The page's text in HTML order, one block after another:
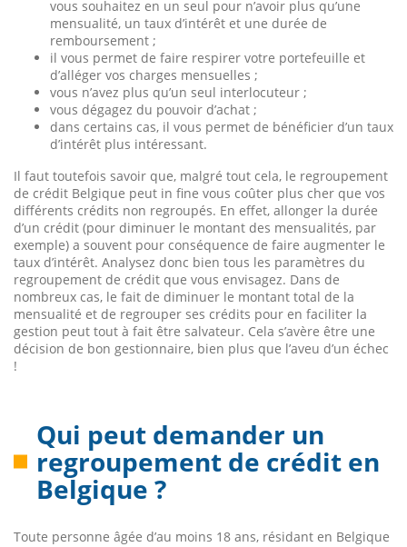
vous souhaitez en un seul pour n’avoir plus qu’une
mensualité, un taux d’intérêt et une durée de
remboursement ;
il vous permet de faire respirer votre portefeuille et
d’alléger vos charges mensuelles ;
vous n’avez plus qu’un seul interlocuteur ;
vous dégagez du pouvoir d’achat ;
dans certains cas, il vous permet de bénéficier d’un taux
d’intérêt plus intéressant.
Il faut toutefois savoir que, malgré tout cela, le regroupement
de crédit Belgique peut in fine vous coûter plus cher que vos
différents crédits non regroupés. En effet, allonger la durée
d’un crédit (pour diminuer le montant des mensualités, par
exemple) a souvent pour conséquence de faire augmenter le
taux d’intérêt. Analysez donc bien tous les paramètres du
regroupement de crédit que vous envisagez. Dans de
nombreux cas, le fait de diminuer le montant total de la
mensualité et de regrouper ses crédits pour en faciliter la
gestion peut tout à fait être salvateur. Cela s’avère être une
décision de bon gestionnaire, bien plus que l’aveu d’un échec
!
Qui peut demander un
regroupement de crédit en
Belgique ?
Toute personne âgée d’au moins 18 ans, résidant en Belgique